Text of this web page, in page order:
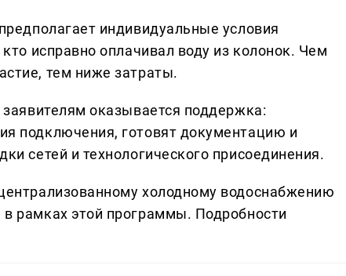
индивидуальные условия
исправно оплачивал воду из колонок. Чем
тем ниже затраты.
оказывается поддержка:
подключения, готовят документацию и
сетей и технологического присоединения.
холодному водоснабжению
рамках этой программы. Подробности